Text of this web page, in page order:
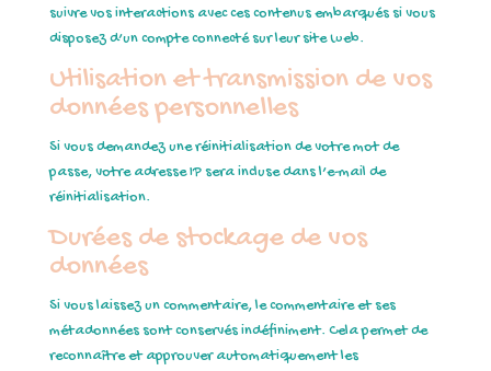
suivre vos interactions avec ces contenus embarqués si vous
disposez d’un compte connecté sur leur site web.
Utilisation et transmission de vos
données personnelles
Si vous demandez une réinitialisation de votre mot de
passe, votre adresse IP sera incluse dans l’e-mail de
réinitialisation.
Durées de stockage de vos
données
Si vous laissez un commentaire, le commentaire et ses
métadonnées sont conservés indéfiniment. Cela permet de
reconnaître et approuver automatiquement les